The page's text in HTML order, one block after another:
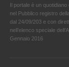
Il portale è un
nel Pubblico registro
dal 24/09/203 e con
nell’elenco speciale
Gennaio 2016